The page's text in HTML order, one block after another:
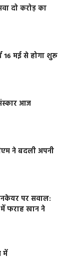
दो करोड़ का
16 मई से होगा शुरू
आज
ने बदली अपनी
पर सवाल:
फराह खान ने
में